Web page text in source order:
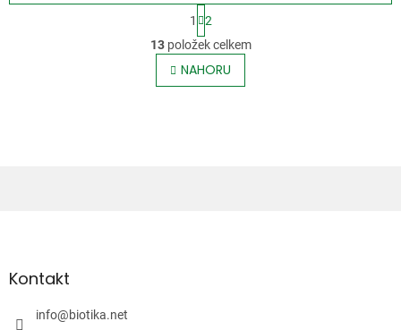
O
v
l
á
S
t
r
á
n
k
1
2
13položek celkem
NAHORU
aKontakt
info@biotika.net